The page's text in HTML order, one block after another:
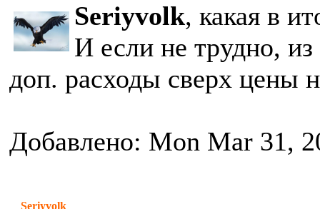
Seriyvolk, какая в
И если не трудно, из
доп. расходы сверх цены
Добавлено: Mon Mar 31,
Seriyvolk